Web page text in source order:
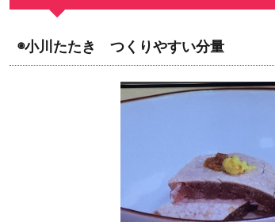
◉小川たたき つくりやすい分量